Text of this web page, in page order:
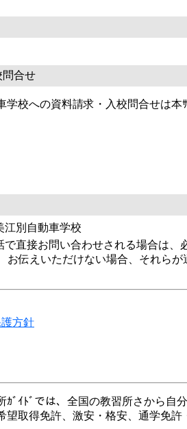
問合せ
学校への資料請求・入校問合せは本
江別自動車学校
で直接お問い合わせされる場合は、
お伝えいただけない場合、それら
方針
ｶﾞｲﾄﾞでは、全国の教習所さから自
望取得免許、激安・格安、通学免